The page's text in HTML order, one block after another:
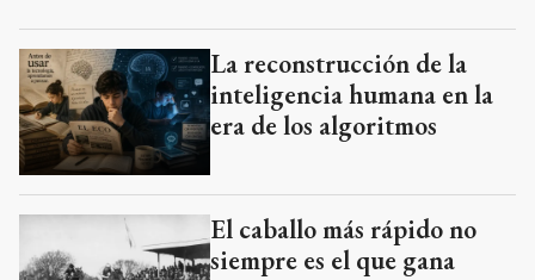
La reconstrucción de la
inteligencia humana en la
era de los algoritmos
El caballo más rápido no
siempre es el que gana